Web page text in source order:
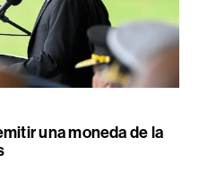
una moneda de la